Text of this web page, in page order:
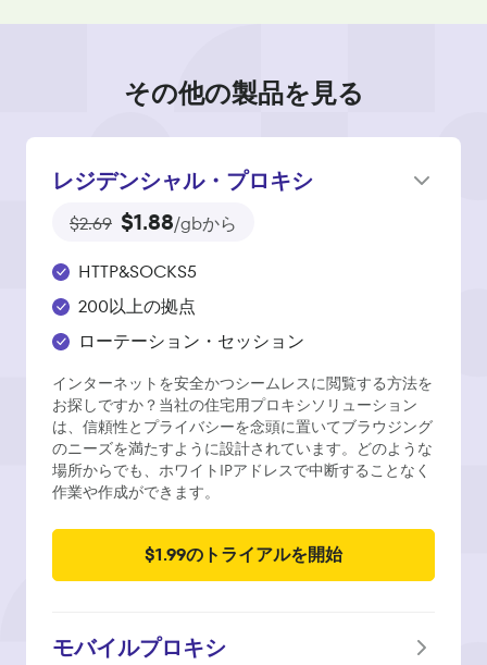
その他の製品を見る
レジデンシャル・プロキシ
$2.69 $1.88/gbから
HTTP&SOCKS5
200以上の拠点
ローテーション・セッション
インターネットを安全かつシームレスに閲覧する方法を
お探しですか？当社の住宅用プロキシソリューション
は、信頼性とプライバシーを念頭に置いてブラウジング
のニーズを満たすように設計されています。どのような
場所からでも、ホワイトIPアドレスで中断することなく
作業や作成ができます。
$1.99のトライアルを開始
モバイルプロキシ